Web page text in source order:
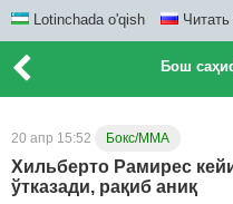
Lotinchada o'qish
Бош
20 апр 15:52 Бокс/ММА
Хильберто Рамирес
ўтказади, рақиб аниқ